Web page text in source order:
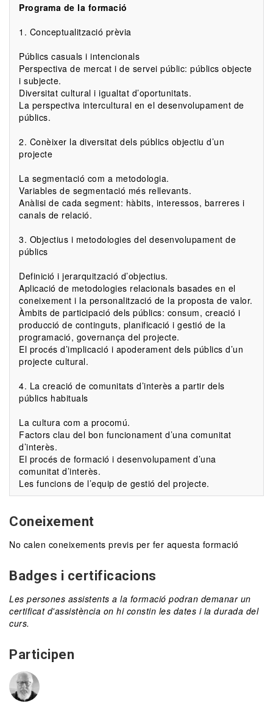
Programa de la formació
1. Conceptualització prèvia
Públics casuals i intencionals
Perspectiva de mercat i de servei públic: públics objecte
i subjecte.
Diversitat cultural i igualtat d’oportunitats.
La perspectiva intercultural en el desenvolupament de
públics.
2. Conèixer la diversitat dels públics objectiu d’un
projecte
La segmentació com a metodologia.
Variables de segmentació més rellevants.
Anàlisi de cada segment: hàbits, interessos, barreres i
canals de relació.
3. Objectius i metodologies del desenvolupament de
públics
Definició i jerarquització d’objectius.
Aplicació de metodologies relacionals basades en el
coneixement i la personalització de la proposta de valor.
Àmbits de participació dels públics: consum, creació i
producció de continguts, planificació i gestió de la
programació, governança del projecte.
El procés d’implicació i apoderament dels públics d’un
projecte cultural.
4. La creació de comunitats d’interès a partir dels
públics habituals
La cultura com a procomú.
Factors clau del bon funcionament d’una comunitat
d’interès.
El procés de formació i desenvolupament d’una
comunitat d’interès.
Les funcions de l’equip de gestió del projecte.
Coneixement
No calen coneixements previs per fer aquesta formació
Badges i certificacions
Les persones assistents a la formació podran demanar un
certificat d'assistència on hi constin les dates i la durada del
curs.
Participen